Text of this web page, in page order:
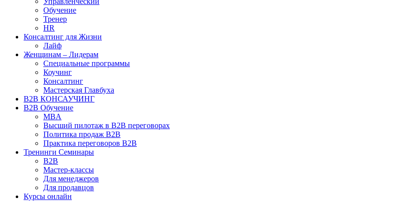
Обучение
Тренер
HR
Консалтинг для Жизни
Лайф
Женщинам – Лидерам
Специальные программы
Коучинг
Консалтинг
Мастерская Главбуха
B2B КОНСАУЧИНГ
B2B Обучение
MBA
Высший пилотаж в B2B переговорах
Политика продаж B2B
Практика переговоров B2B
Тренинги Семинары
B2B
Мастер-классы
Для менеджеров
Для продавцов
Курсы онлайн